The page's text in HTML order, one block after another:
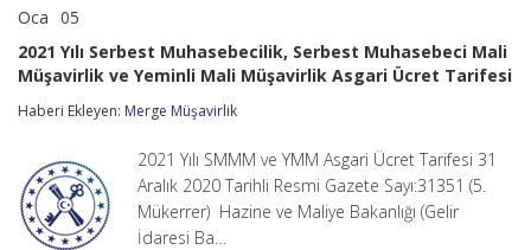
Oca 05
Serbest
Muhasebecilik,
Muhasebeci
Müşavirlik
Yeminli
Mali
Müşavirlik
2021 Yılı Serbest Muhasebecilik, Serbest Muhasebeci Mali
Müşavirlik ve Yeminli Mali Müşavirlik Asgari Ücret Tarifesi
Haberi Ekleyen: Merge Müşavirlik
2021 Yılı SMMM ve YMM Asgari Ücret Tarifesi 31
Aralık 2020 Tarihli Resmi Gazete Sayı:31351 (5.
Mükerrer) Hazine ve Maliye Bakanlığı (Gelir
İdaresi Ba…